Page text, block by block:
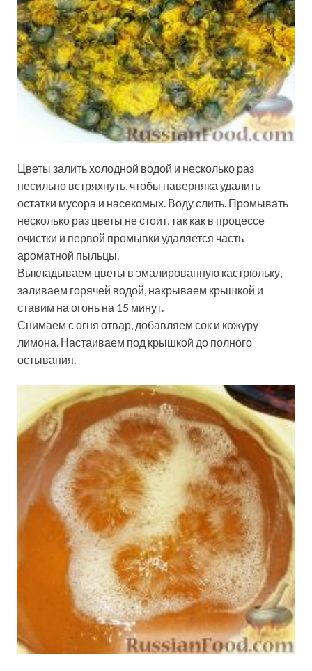
Цветы залить холодной водой и несколько раз
несильно встряхнуть, чтобы наверняка удалить
остатки мусора и насекомых. Воду слить. Промывать
несколько раз цветы не стоит, так как в процессе
очистки и первой промывки удаляется часть
ароматной пыльцы.
Выкладываем цветы в эмалированную кастрюльку,
заливаем горячей водой, накрываем крышкой и
ставим на огонь на 15 минут.
Снимаем с огня отвар, добавляем сок и кожуру
лимона. Настаиваем под крышкой до полного
остывания.